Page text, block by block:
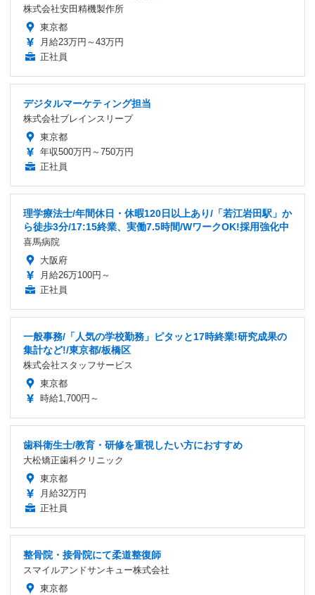
株式会社安田精機製作所
東京都
月給23万円～43万円
正社員
デジタルマーケティング担当
株式会社ブレインスリープ
東京都
年収500万円～750万円
正社員
理学療法士/年間休日・休暇120日以上あり/「若江岩田駅」か
ら徒歩3分/17:15終業、実働7.5時間/WワークOK!採用強化中
喜馬病院
大阪府
月給26万100円～
正社員
一般事務/「人気の学校勤務」ピタッと17時終業!研究成果の
集計など!/東京都/板橋区
株式会社スタッフサービス
東京都
時給1,700円～
歯科衛生士/教育・研修を重視したい方におすすめ
大松矯正歯科クリニック
東京都
月給32万円
正社員
整骨院・接骨院にて柔道整復師
スマイルアンドサンキュー株式会社
東京都